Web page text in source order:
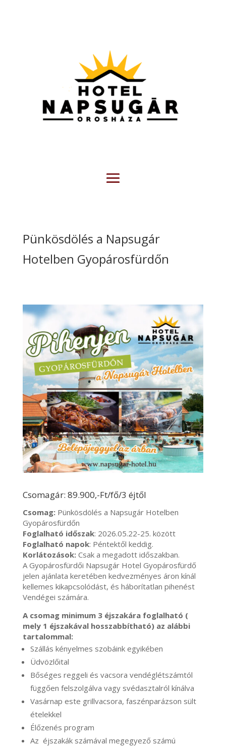
Pünkösdölés a Napsugár
Hotelben Gyopárosfürdőn
Csomagár: 89.900,-Ft/fő/3 éjtől
Csomag:Pünkösdölés a Napsugár Hotelben
Gyopárosfürdőn
Foglalható időszak: 2026.05.22-25. között
Foglalható napok: Péntektől keddig.
Korlátozások:Csak a megadott időszakban.
A Gyopárosfürdői Napsugár Hotel Gyopárosfürdő
jelen ajánlata keretében kedvezményes áron kínál
kellemes kikapcsolódást, és háborítatlan pihenést
Vendégei számára.
A csomag minimum 3 éjszakára foglalható (
mely 1 éjszakával hosszabbítható) az alábbi
tartalommal:
Szállás kényelmes szobáink egyikében
Üdvözlőital
Bőséges reggeli és vacsora vendéglétszámtól
függően felszolgálva vagy svédasztalról kínálva
Vasárnap este grillvacsora, faszénparázson sült
ételekkel
Élőzenés program
Az éjszakák számával megegyező számú